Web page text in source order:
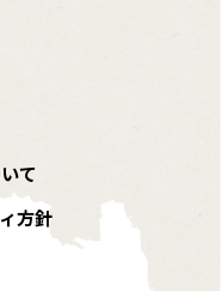
て
方針